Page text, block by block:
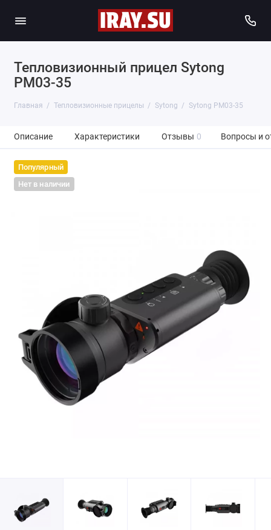
Тепловизионный прицел Sytong
PM03-35
Главная Тепловизионные прицелы Sytong Sytong PM03-35
Описание Характеристики Отзывы 0 Вопросы и
Популярный
Нет в наличии